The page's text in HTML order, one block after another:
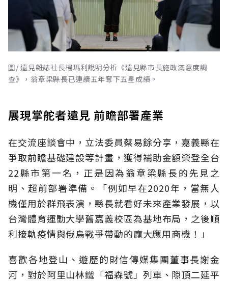
圖/ 遠見雜誌社長楊瑪利說明分析《遠見縣市長施政滿意度調
查》，翁章梁縣長已連續五年奪下五星成績。
展現掌舵者遠見 前瞻部署產業
在交流座談會中，立法委員蔡易餘分享，嘉義縣在
爭取前瞻基礎建設等計畫，獲得補助金額榮登全台
22縣市第一名，正是因為翁章梁縣長的先見之
明、超前部署準備。「例如早在2020年，當無人
機僅用於群飛表演，縣長就看好未來產業發展，以
台灣體育運動大學舊嘉義校區為基地布局，之後順
利接軌疫情與俄烏戰爭帶動的龐大應用商機！」
喜歡各地登山、遊歷的財信傳媒集團董事長謝金
河，對於阿里山林鐵「福森號」列車、隙頂二延平